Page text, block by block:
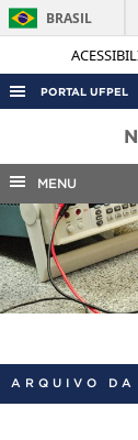
BRASIL
PORTAL UFPEL
ACESSO À
AUDITORIA
COBALTO
CONCURSOS
EDITAIS
INTERNACIONAL
PORTARIAS
MENU
ARQUIVO DA